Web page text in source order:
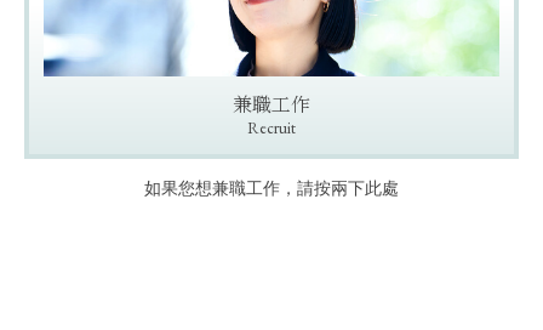
兼職工作
Recruit
如果您想兼職工作，請按兩下此處